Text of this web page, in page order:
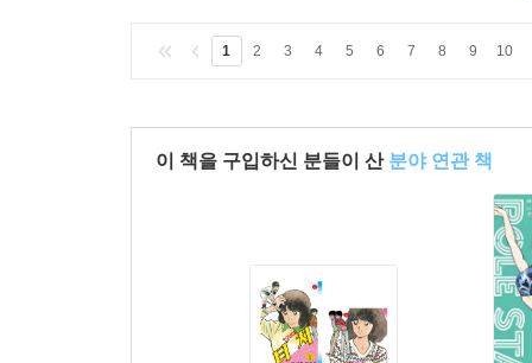
1 2 3 4 5 6 7 8 9 10
이 책을 구입하신 분들이 산 분야 연관 책